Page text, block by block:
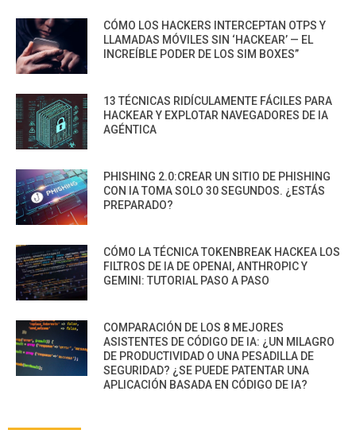
CÓMO LOS HACKERS INTERCEPTAN OTPS Y
LLAMADAS MÓVILES SIN ‘HACKEAR’ — EL
INCREÍBLE PODER DE LOS SIM BOXES”
13 TÉCNICAS RIDÍCULAMENTE FÁCILES PARA
HACKEAR Y EXPLOTAR NAVEGADORES DE IA
AGÉNTICA
PHISHING 2.0:CREAR UN SITIO DE PHISHING
CON IA TOMA SOLO 30 SEGUNDOS. ¿ESTÁS
PREPARADO?
CÓMO LA TÉCNICA TOKENBREAK HACKEA LOS
FILTROS DE IA DE OPENAI, ANTHROPIC Y
GEMINI: TUTORIAL PASO A PASO
COMPARACIÓN DE LOS 8 MEJORES
ASISTENTES DE CÓDIGO DE IA: ¿UN MILAGRO
DE PRODUCTIVIDAD O UNA PESADILLA DE
SEGURIDAD? ¿SE PUEDE PATENTAR UNA
APLICACIÓN BASADA EN CÓDIGO DE IA?